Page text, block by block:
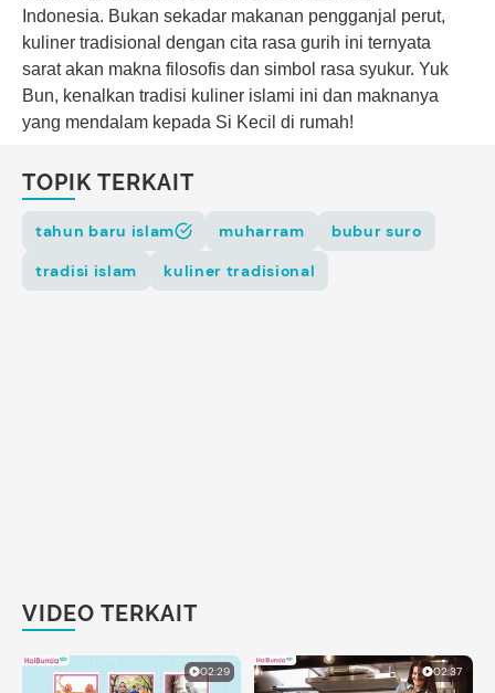
Indonesia. Bukan sekadar makanan pengganjal perut,
kuliner tradisional dengan cita rasa gurih ini ternyata
sarat akan makna filosofis dan simbol rasa syukur. Yuk
Bun, kenalkan tradisi kuliner islami ini dan maknanya
yang mendalam kepada Si Kecil di rumah!
TOPIK TERKAIT
tahun baru islam muharram
bubur suro
tradisi islam
kuliner tradisional
VIDEO TERKAIT
02:29 02:37